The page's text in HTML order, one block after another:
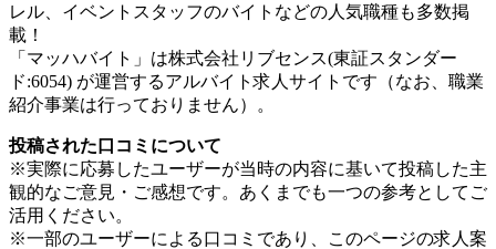
レル、イベントスタッフのバイトなどの人気職種も多数掲
載！
「マッハバイト」は株式会社リブセンス(東証スタンダー
ド:6054) が運営するアルバイト求人サイトです（なお、職業
紹介事業は行っておりません）。
投稿された口コミについて
※実際に応募したユーザーが当時の内容に基いて投稿した主
観的なご意見・ご感想です。あくまでも一つの参考としてご
活用ください。
※一部のユーザーによる口コミであり、このページの求人案